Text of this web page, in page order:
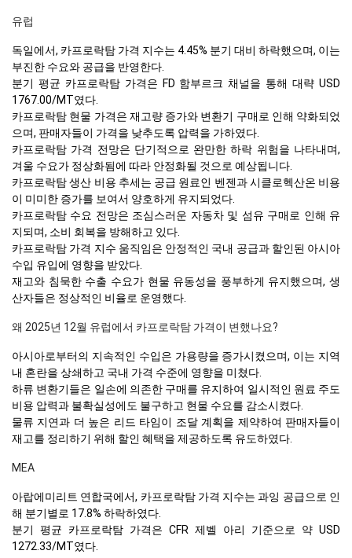
유럽
독일에서, 카프로락탐 가격 지수는 4.45% 분기 대비 하락했으며, 이는
부진한 수요와 공급을 반영한다.
분기 평균 카프로락탐 가격은 FD 함부르크 채널을 통해 대략 USD
1767.00/MT였다.
카프로락탐 현물 가격은 재고량 증가와 변환기 구매로 인해 약화되었
으며, 판매자들이 가격을 낮추도록 압력을 가하였다.
카프로락탐 가격 전망은 단기적으로 완만한 하락 위험을 나타내며,
겨울 수요가 정상화됨에 따라 안정화될 것으로 예상됩니다.
카프로락탐 생산 비용 추세는 공급 원료인 벤젠과 시클로헥산온 비용
이 미미한 증가를 보여서 양호하게 유지되었다.
카프로락탐 수요 전망은 조심스러운 자동차 및 섬유 구매로 인해 유
지되며, 소비 회복을 방해하고 있다.
카프로락탐 가격 지수 움직임은 안정적인 국내 공급과 할인된 아시아
수입 유입에 영향을 받았다.
재고와 침묵한 수출 수요가 현물 유동성을 풍부하게 유지했으며, 생
산자들은 정상적인 비율로 운영했다.
왜 2025년 12월 유럽에서 카프로락탐 가격이 변했나요?
아시아로부터의 지속적인 수입은 가용량을 증가시켰으며, 이는 지역
내 혼란을 상쇄하고 국내 가격 수준에 영향을 미쳤다.
하류 변환기들은 일손에 의존한 구매를 유지하여 일시적인 원료 주도
비용 압력과 불확실성에도 불구하고 현물 수요를 감소시켰다.
물류 지연과 더 높은 리드 타임이 조달 계획을 제약하여 판매자들이
재고를 정리하기 위해 할인 혜택을 제공하도록 유도하였다.
MEA
아랍에미리트 연합국에서, 카프로락탐 가격 지수는 과잉 공급으로 인
해 분기별로 17.8% 하락하였다.
분기 평균 카프로락탐 가격은 CFR 제벨 아리 기준으로 약 USD
1272.33/MT였다.